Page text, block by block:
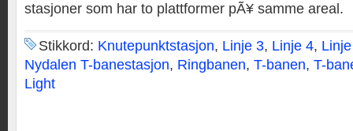
stasjoner som har to plattformer pÃ¥ samme areal.
Stikkord: Knutepunktstasjon, Linje 3, Linje 4,
Nydalen T-banestasjon, Ringbanen, T-banen, T-
Light